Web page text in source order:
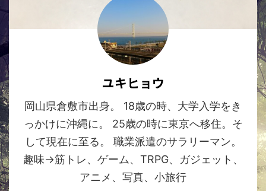
ユキヒョウ
岡山県倉敷市出身。 18歳の時、大学入学をき
っかけに沖縄に。 25歳の時に東京へ移住。そ
して現在に至る。 職業派遣のサラリーマン。
趣味→筋トレ、ゲーム、TRPG、ガジェット、
アニメ、写真、小旅行